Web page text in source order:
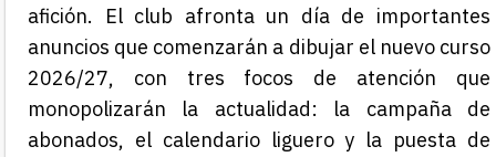
afición. El club afronta un día de importantes
anuncios que comenzarán a dibujar el nuevo curso
2026/27, con tres focos de atención que
monopolizarán la actualidad: la campaña de
abonados, el calendario liguero y la puesta de